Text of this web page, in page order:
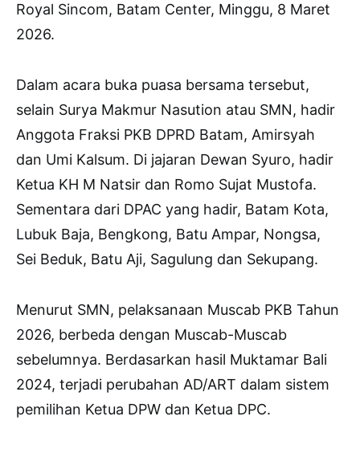
Royal Sincom, Batam Center, Minggu, 8 Maret
2026.
Dalam acara buka puasa bersama tersebut,
selain Surya Makmur Nasution atau SMN, hadir
Anggota Fraksi PKB DPRD Batam, Amirsyah
dan Umi Kalsum. Di jajaran Dewan Syuro, hadir
Ketua KH M Natsir dan Romo Sujat Mustofa.
Sementara dari DPAC yang hadir, Batam Kota,
Lubuk Baja, Bengkong, Batu Ampar, Nongsa,
Sei Beduk, Batu Aji, Sagulung dan Sekupang.
Menurut SMN, pelaksanaan Muscab PKB Tahun
2026, berbeda dengan Muscab-Muscab
sebelumnya. Berdasarkan hasil Muktamar Bali
2024, terjadi perubahan AD/ART dalam sistem
pemilihan Ketua DPW dan Ketua DPC.